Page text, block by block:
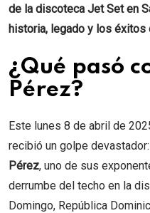
de la discoteca Jet Set en
historia, legado y los éxitos
¿Qué pasó
Pérez?
Este lunes 8 de abril de
recibió un golpe
Pérez, uno de sus
derrumbe del techo en la
Domingo, República